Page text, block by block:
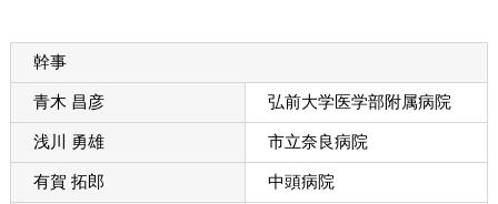
幹事
青木 昌彦 弘前大学医学部附属病院
浅川 勇雄 市立奈良病院
有賀 拓郎 中頭病院